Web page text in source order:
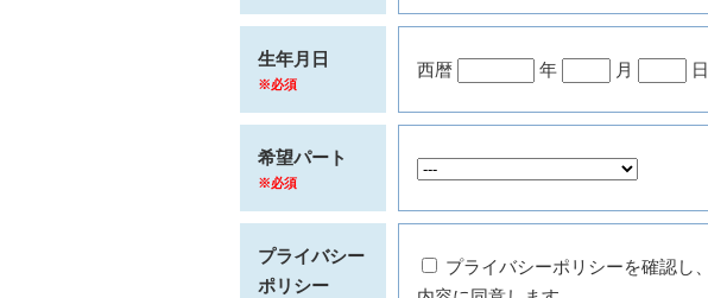
生年月日
※必須
西暦 年 月 日
希望パート
※必須
プライバシー
ポリシー
プライバシーポリシーを確認し、